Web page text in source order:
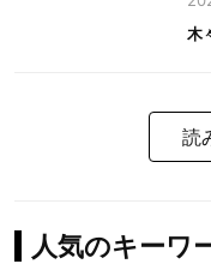
木
読
人気のキーワ